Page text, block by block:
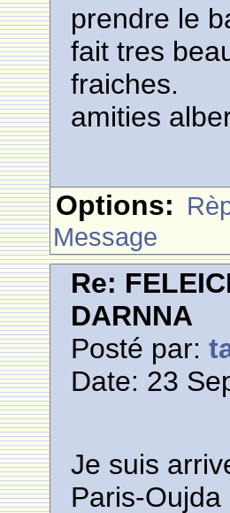
prendre le
fait tres
fraiches.
amities
Options:
Message
Re:
DARNNA
Posté par:
Date: 23
Je suis
Paris-